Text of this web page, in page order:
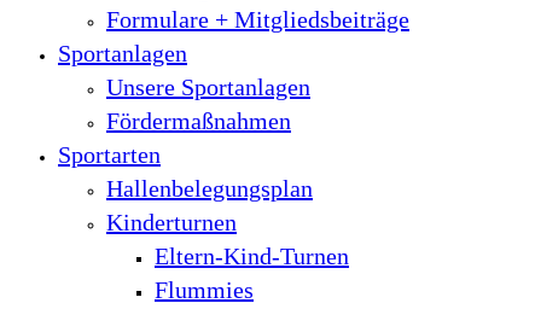
Formulare + Mitgliedsbeiträge
Sportanlagen
Unsere Sportanlagen
Fördermaßnahmen
Sportarten
Hallenbelegungsplan
Kinderturnen
Eltern-Kind-Turnen
Flummies